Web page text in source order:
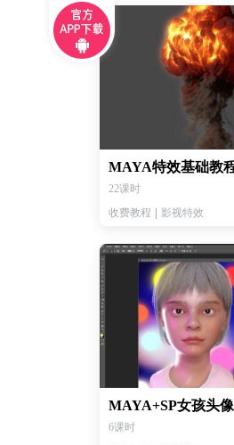
22课时
收费教程
影视特效
6课时